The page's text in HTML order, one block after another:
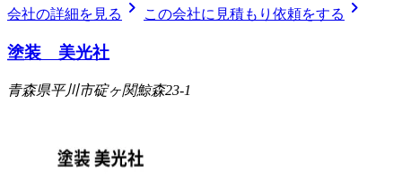
会社の詳細を見る chevron_right この会社に見積もり依頼をする chevron_right
塗装 美光社
青森県平川市碇ヶ関鯨森23-1